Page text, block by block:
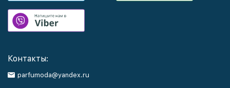
Контакты:
parfumoda@yandex.ru